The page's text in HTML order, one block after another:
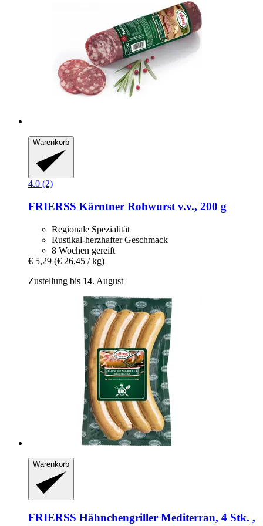
Warenkorb
4.0 (2)
FRIERSS Kärntner Rohwurst v.v., 200 g
Regionale Spezialität
Rustikal-herzhafter Geschmack
8 Wochen gereift
€ 5,29 (€ 26,45 / kg)
Zustellung bis 14. August
Warenkorb
FRIERSS Hähnchengriller Mediterran, 4 Stk. ,